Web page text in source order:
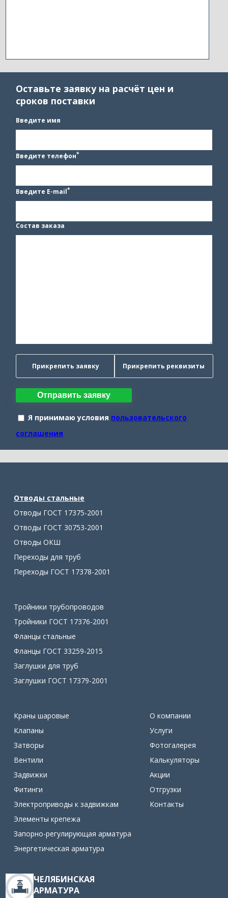
Оставьте заявку на расчёт цен и
сроков поставки
Введите имя
Введите телефон*
Введите E-mail*
Состав заказа
Прикрепить заявку Прикрепить реквизиты
Отправить заявку
Я принимаю условия пользовательского
соглашения
Отводы стальные
Отводы ГОСТ 17375-2001
Отводы ГОСТ 30753-2001
Отводы ОКШ
Переходы для труб
Переходы ГОСТ 17378-2001
Тройники трубопроводов
Тройники ГОСТ 17376-2001
Фланцы стальные
Фланцы ГОСТ 33259-2015
Заглушки для труб
Заглушки ГОСТ 17379-2001
Краны шаровые
Клапаны
Затворы
Вентили
Задвижки
Фитинги
Электроприводы к задвижкам
Элементы крепежа
Запорно-регулирующая арматура
Энергетическая арматура
О компании
Услуги
Фотогалерея
Калькуляторы
Акции
Отгрузки
Контакты
ЧЕЛЯБИНСКАЯ
АРМАТУРА